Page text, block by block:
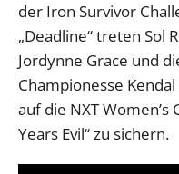
der Iron Survivor
„Deadline“ treten Sol
Jordynne Grace und
Championesse
auf die NXT Women’s
Years Evil“ zu sichern.